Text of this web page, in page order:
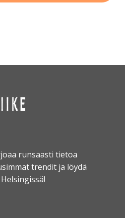
runsaasti tietoa
trendit ja löydä